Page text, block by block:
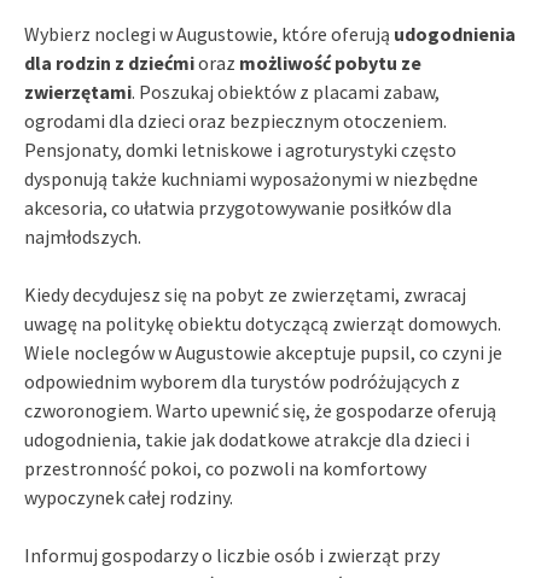
Wybierz noclegi w Augustowie, które oferują udogodnienia
dla rodzin z dziećmioraz możliwość pobytu ze
zwierzętami. Poszukaj obiektów z placami zabaw,
ogrodami dla dzieci oraz bezpiecznym otoczeniem.
Pensjonaty, domki letniskowe i agroturystyki często
dysponują także kuchniami wyposażonymi w niezbędne
akcesoria, co ułatwia przygotowywanie posiłków dla
najmłodszych.
Kiedy decydujesz się na pobyt ze zwierzętami, zwracaj
uwagę na politykę obiektu dotyczącą zwierząt domowych.
Wiele noclegów w Augustowie akceptuje pupsil, co czyni je
odpowiednim wyborem dla turystów podróżujących z
czworonogiem. Warto upewnić się, że gospodarze oferują
udogodnienia, takie jak dodatkowe atrakcje dla dzieci i
przestronność pokoi, co pozwoli na komfortowy
wypoczynek całej rodziny.
Informuj gospodarzy o liczbie osób i zwierząt przy